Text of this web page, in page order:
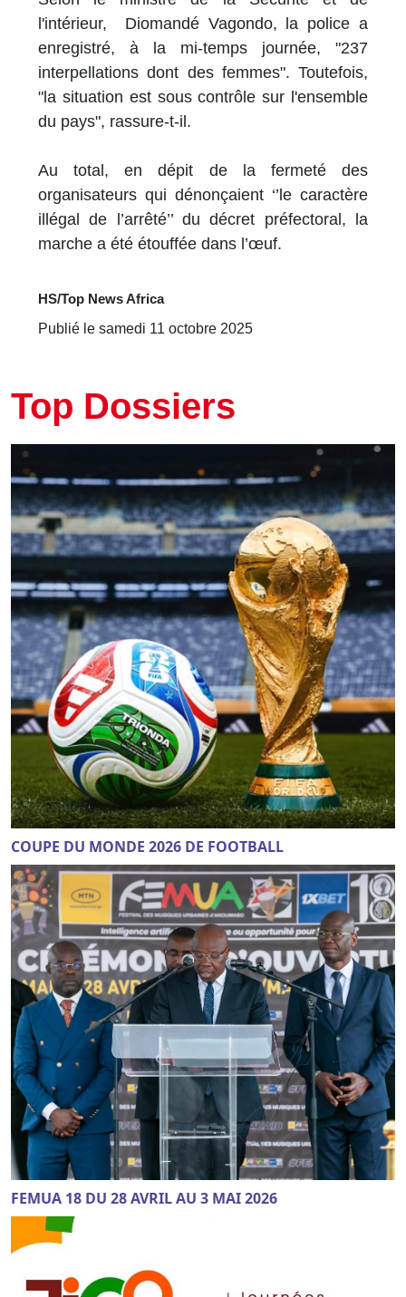
l'intérieur, Diomandé Vagondo, la police a
enregistré, à la mi-temps journée, "237
interpellations dont des femmes". Toutefois,
"la situation est sous contrôle sur l'ensemble
du pays", rassure-t-il.
Au total, en dépit de la fermeté des
organisateurs qui dénonçaient ‘’le caractère
illégal de l’arrêté’’ du décret préfectoral, la
marche a été étouffée dans l’œuf.
HS/Top News Africa
Publié le samedi 11 octobre 2025
Top Dossiers
COUPE DU MONDE 2026 DE FOOTBALL
FEMUA 18 DU 28 AVRIL AU 3 MAI 2026